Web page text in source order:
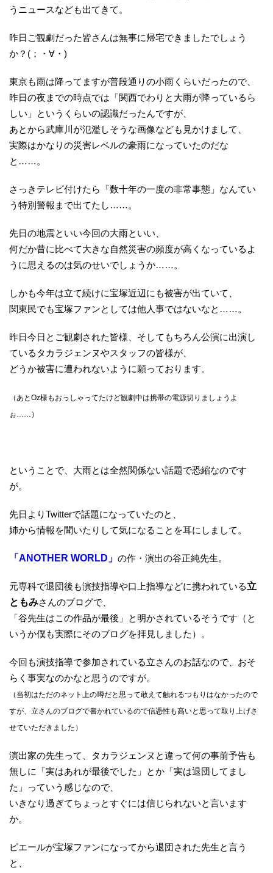
うニュースなども出てきて。
昨日ご観劇だった皆さんは無事に帰宅できましたでしょう
か？(；・∀・)
東京も雨は降ってますが普段通りの小雨くらいだったので、
昨日の夜までの時点では「関西でわりと大雨が降っているら
しい」というくらいの認識だったんですが、
あとから武庫川が氾濫しそうな画像なども見かけまして、
実際はかなりの災害レベルの豪雨になっていたのだな
と……。
さっきテレビ付けたら「数十年の一度の非常事態」なんてい
う特別警報まで出てたし……。
先日の地震といい今回の大雨といい、
何だか昔に比べて大きな自然災害の頻度が高くなっているよ
うに思えるのは気のせいでしょうか……。
しかも今年は立て続けに宝塚近辺にも被害が出ていて、
関東民でも宝塚ファンとしては他人事ではないなと……。
昨日今日とご観劇された皆様、そしてもちろん公演に出演し
ているタカラジェンヌやスタッフの皆様が、
どうか被害に遭われないように願っております。
（あとOz様もおっしゃってたけど観劇中は携帯の電源切りましょうよ
ぉ……）
ということで、大雨とは全然関係ない話題で恐縮なのです
が。
先日よりTwitterで話題になっていたのと、
姉から情報を聞いたりして気になることを耳にしまして。
「ANOTHER WORLD」 の作・演出の谷正純先生。
元専科で退団後も演技指導や口上指導などに携われている立
ともみさんのブログで、
「谷先生はこの作品が最後」と明かされているそうです（と
いうか僕も実際にそのブログを拝見しました）。
今回も演技指導で参加されている立さんのお話なので、おそ
らく事実なのかなと思うのですが。
（当初はただのネット上の噂だと思って敢えて触れるつもりはなかったので
すが、立さんのブログで書かれているので信憑性も高いと思って取り上げさ
せていただきました）
演出家の先生って、タカラジェンヌと違って何の事前予告も
無しに「実はあれが最後でした」とか「実は退団してまし
た」っていう感じなので、
いきなり過ぎてちょっとすぐには信じられないと言います
か。
ピエールが宝塚ファンになってから退団された先生と言う
と、